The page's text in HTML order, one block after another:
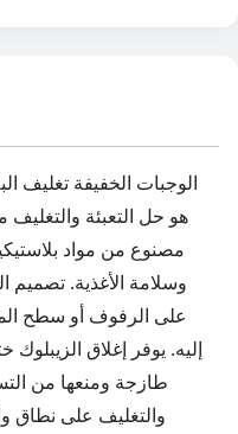
الوجبات الخفيفة تغليف
هو حل التعبئة والتغليف
مصنوع من مواد
وسلامة الأغذية.
على الرفوف أو سطح
إليه. يوفر إغلاق
طازجة ومنعها من
والتغليف على نطاق